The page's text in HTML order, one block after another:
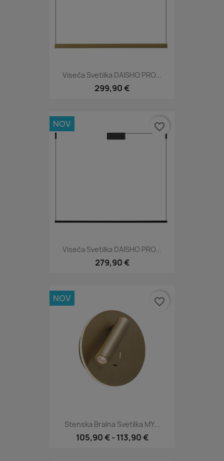
Viseča Svetilka DAISHO PRO...
299,90 €
Viseča Svetilka DAISHO PRO...
279,90 €
NOV favorite_border
Stenska Bralna Svetilka MY...
105,90 € - 113,90 €
NOV favorite_border